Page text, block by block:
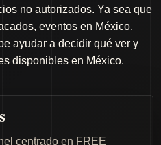
no autorizados. Ya sea que
eventos en México,
ayudar a decidir qué ver y
disponibles en México.
centrado en FREE